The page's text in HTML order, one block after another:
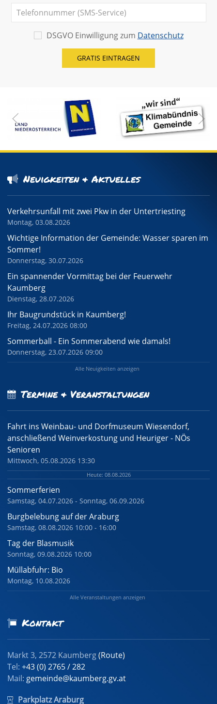
DSGVO Einwilligung zum Datenschutz
Neuigkeiten & Aktuelles
Verkehrsunfall mit zwei Pkw in der Untertriesting
Montag, 03.08.2026
Wichtige Information der Gemeinde: Wasser sparen im
Sommer!
Donnerstag, 30.07.2026
Ein spannender Vormittag bei der Feuerwehr
Kaumberg
Dienstag, 28.07.2026
Ihr Baugrundstück in Kaumberg!
Freitag, 24.07.2026 08:00
Sommerball - Ein Sommerabend wie damals!
Donnerstag, 23.07.2026 09:00
Alle Neuigkeiten anzeigen
Termine & Veranstaltungen
Fahrt ins Weinbau- und Dorfmuseum Wiesendorf,
anschließend Weinverkostung und Heuriger - NÖs
Senioren
Mittwoch, 05.08.2026 13:30
Heute: 08.08.2026
Sommerferien
Samstag, 04.07.2026 - Sonntag, 06.09.2026
Burgbelebung auf der Araburg
Samstag, 08.08.2026 10:00 - 16:00
Tag der Blasmusik
Sonntag, 09.08.2026 10:00
Müllabfuhr: Bio
Montag, 10.08.2026
Alle Veranstaltungen anzeigen
Kontakt
Markt 3, 2572 Kaumberg(Route)
Tel: +43 (0) 2765 / 282
Mail: gemeinde@kaumberg.gv.at
Parkplatz Araburg